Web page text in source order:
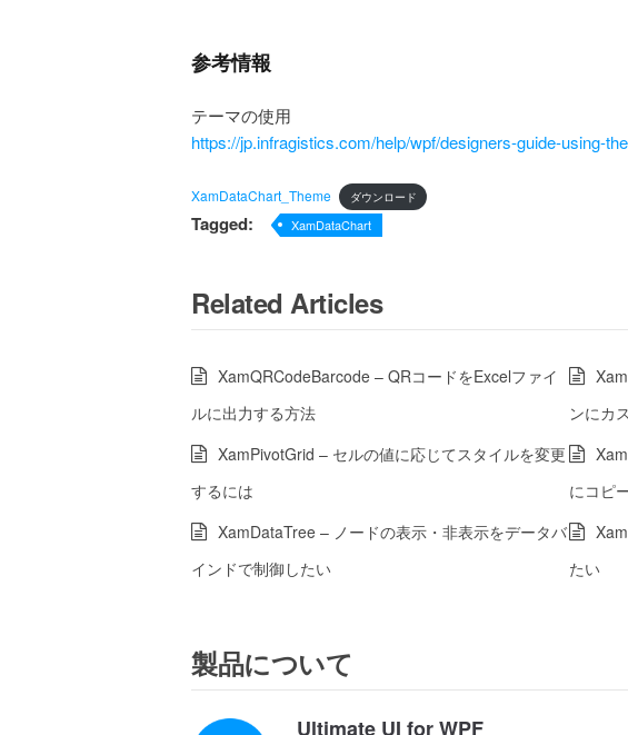
参考情報
テーマの使用
https://jp.infragistics.com/help/wpf/designers-guide-using-
XamDataChart_Theme ダウンロード
Tagged: XamDataChart
Related Articles
XamQRCodeBarcode – QRコードをExcelファイ
ルに出力する方法
ンにカ
XamPivotGrid – セルの値に応じてスタイルを変更
するには
にコピ
XamDataTree – ノードの表示・非表示をデータバ
インドで制御したい
たい
製品について
Ultimate UI for WPF